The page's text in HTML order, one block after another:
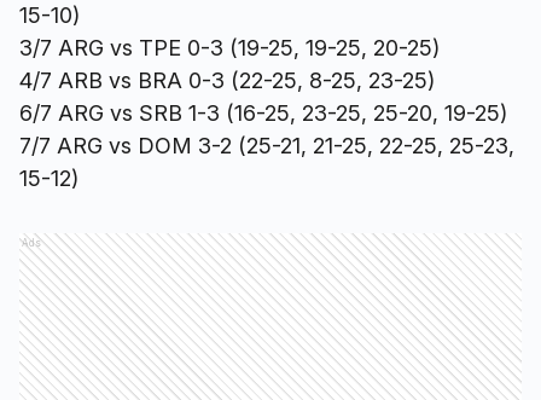
15-10)
3/7 ARG vs TPE 0-3 (19-25, 19-25, 20-25)
4/7 ARB vs BRA 0-3 (22-25, 8-25, 23-25)
6/7 ARG vs SRB 1-3 (16-25, 23-25, 25-20, 19-25)
7/7 ARG vs DOM 3-2 (25-21, 21-25, 22-25, 25-23,
15-12)
Ads